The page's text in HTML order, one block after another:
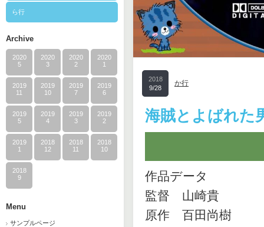
ら行
Archive
2020
5
2020
3
2020
2
2020
1
2019
11
2019
10
2019
7
2019
6
2019
5
2019
4
2019
3
2019
2
2019
1
2018
12
2018
11
2018
10
2018
9
Menu
サンプルページ
2018
9/28
か行
海賊とよばれた
作品データ
監督 山崎貴
原作 百田尚樹